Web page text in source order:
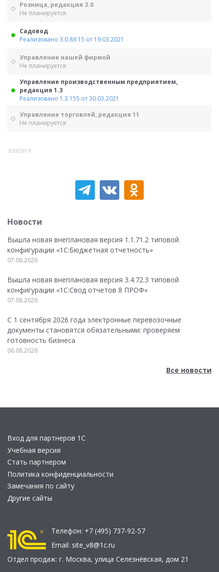
Розница, редакция 3.0
Не планируется
Садовод
Реализовано 3.0.89.15 от 19.03.2021
Управление нашей фирмой
Не планируется
Управление производственным предприятием,
редакция 1.3
Реализовано 1.3.155 от 30.03.2021
Управление торговлей, редакция 11
Не планируется
30000819
Новости
Вышла новая внеплановая версия 1.1.71.2 типовой
конфигурации «1C:Бюджетная отчетность»
07.08.2026
Вышла новая внеплановая версия 3.4.72.3 типовой
конфигурации «1C:Свод отчетов 8 ПРОФ»
07.08.2026
С 1 сентября 2026 года электронные перевозочные
документы становятся обязательными: проверяем
готовность бизнеса
06.08.2026
Все новости
Вход для партнеров 1С
Учебная версия
Стать партнером
Политика конфиденциальности
Замечания по сайту
Другие сайты
Телефон: +7 (495) 737-92-57
Email: site_v8@1c.ru
Отдел продаж: г. Москва, улица Селезнёвская, дом 21